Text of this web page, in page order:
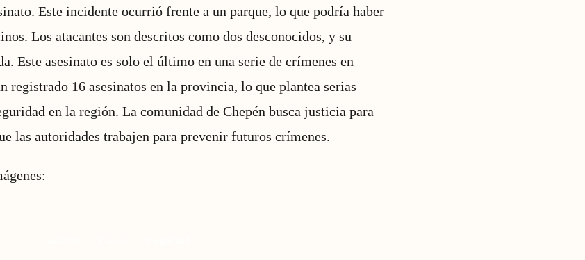
Este incidente ocurrió frente a un parque, lo que podría haber
Los atacantes son descritos como dos desconocidos, y su
Este asesinato es solo el último en una serie de crímenes en
registrado 16 asesinatos en la provincia, lo que plantea serias
en la región. La comunidad de Chepén busca justicia para
las autoridades trabajen para prevenir futuros crímenes.